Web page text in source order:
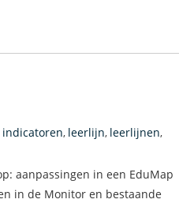
indicatoren, leerlijn, leerlijnen,
aanpassingen in een EduMap
in de Monitor en bestaande